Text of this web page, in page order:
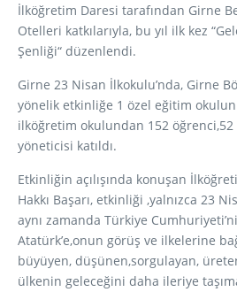
İlköğretim Daresi tarafından Girne
Otelleri katkılarıyla, bu yıl ilk kez
Şenliği“ düzenlendi.
Girne 23 Nisan İlkokulu’nda, Girne
yönelik etkinliğe 1 özel eğitim
ilköğretim okulundan 152
yöneticisi katıldı.
Etkinliğin açılışında konuşan
Hakkı Başarı, etkinliği ,yalnızca 23
aynı zamanda Türkiye
Atatürk’e,onun görüş ve ilkelerine
büyüyen, düşünen,sorgulayan,
ülkenin geleceğini daha ileriye